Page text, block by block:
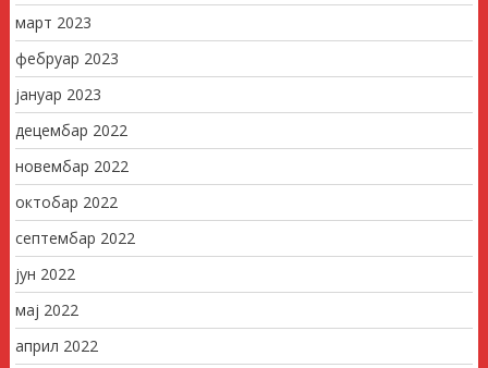
март 2023
фебруар 2023
јануар 2023
децембар 2022
новембар 2022
октобар 2022
септембар 2022
јун 2022
мај 2022
април 2022